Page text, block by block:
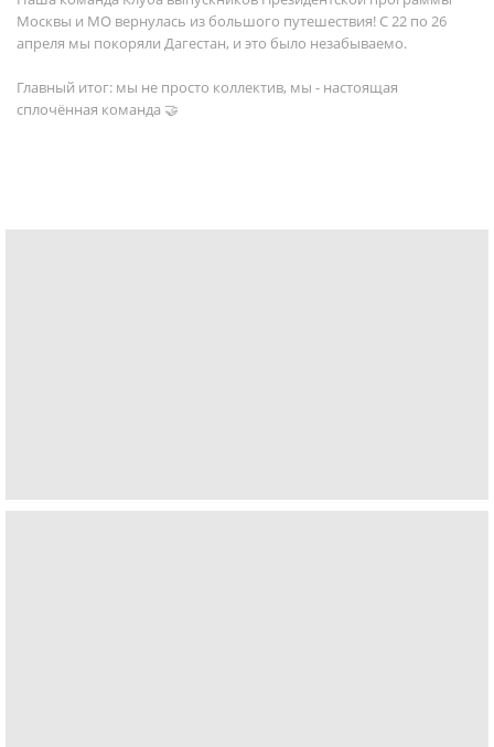
Москвы и МО вернулась из большого путешествия! С 22 по 26
апреля мы покоряли Дагестан, и это было незабываемо.
Главный итог: мы не просто коллектив, мы - настоящая
сплочённая команда 🤝